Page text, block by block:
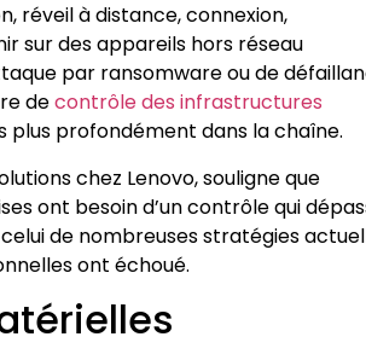
réveil à distance, connexion,
sur des appareils hors réseau
par ransomware ou de
decontrôle des infrastructures
plus profondément dans la chaîne.
chez Lenovo, souligne que
ont besoin d’un contrôle qui
de nombreuses stratégies
ont échoué.